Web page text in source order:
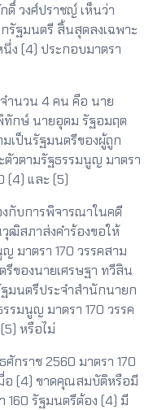
วงศ์ปราชญ์ เห็นว่า
รัฐมนตรี สิ้นสุดลงเฉพาะ
ง (4) ประกอบมาตรา
ำนวน 4 คน คือ นาย
ทักษ์ นายอุดม รัฐอมฤต
เป็นรัฐมนตรีของผู้ถูก
วตามรัฐธรรมนูญ มาตรา
(4) และ (5)
กับการพิจารณาในคดี
วุฒิสภาส่งคำร้องขอให้
มาตรา 170 วรรคสาม
รีของนายเศรษฐา ทวีสิน
มนตรีประจำสำนักนายก
รมนูญ มาตรา 170 วรรค
หรือไม่
กราช 2560 มาตรา 170
อ (4) ขาดคุณสมบัติหรือมี
160 รัฐมนตรีต้อง (4) มี